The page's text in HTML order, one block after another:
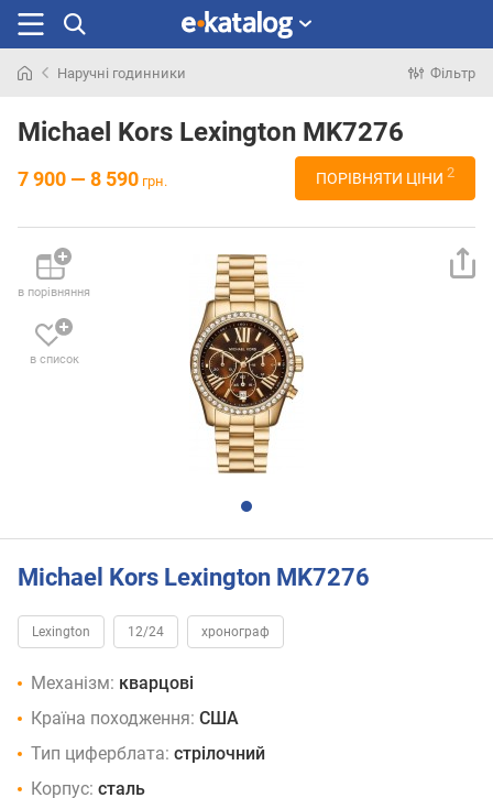
раніше
Наручні годинники Фільтр
Michael Kors Lexington MK7276
7 900 — 8 590 грн. ПОРІВНЯТИ ЦІНИ 2
в порівняння
в список
Michael Kors Lexington MK7276
Lexington 12/24 хронограф
Механізм: кварцові
Країна походження: США
Тип циферблата: стрілочний
Корпус: сталь